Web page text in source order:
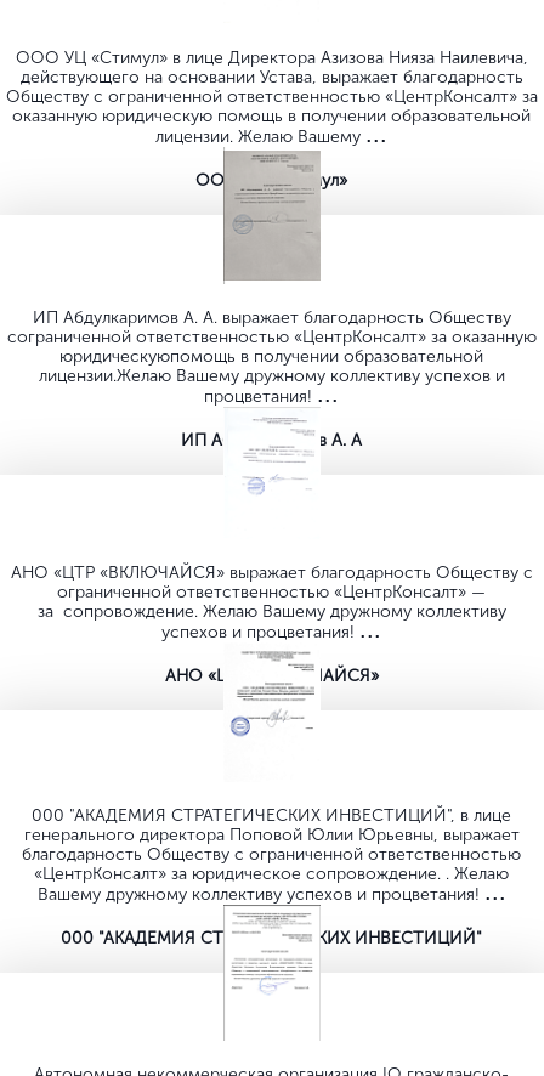
ООО УЦ «Стимул» в лице Директора Азизова Нияза Наилевича,
действующего на основании Устава, выражает благодарность
Обществу с ограниченной ответственностью «ЦентрКонсалт» за
оказанную юридическую помощь в получении образовательной
лицензии. Желаю Вашему ...
ООО УЦ «Стимул»
ИП Абдулкаримов А. А. выражает благодарность Обществу
сограниченной ответственностью «ЦентрКонсалт» за оказанную
юридическуюпомощь в получении образовательной
лицензии.Желаю Вашему дружному коллективу успехов и
процветания! ...
ИП Абдулкаримов А. А
АНО «ЦТР «ВКЛЮЧАЙСЯ» выражает благодарность Обществу с
ограниченной ответственностью «ЦентрКонсалт» —
за сопровождение. Желаю Вашему дружному коллективу
успехов и процветания! ...
АНО «ЦТР «ВКЛЮЧАЙСЯ»
000 "АКАДЕМИЯ СТРАТЕГИЧЕСКИХ ИНВЕСТИЦИЙ", в лице
генерального директора Поповой Юлии Юрьевны, выражает
благодарность Обществу с ограниченной ответственностью
«ЦентрКонсалт» за юридическое сопровождение. . Желаю
Вашему дружному коллективу успехов и процветания! ...
000 "АКАДЕМИЯ СТРАТЕГИЧЕСКИХ ИНВЕСТИЦИЙ"